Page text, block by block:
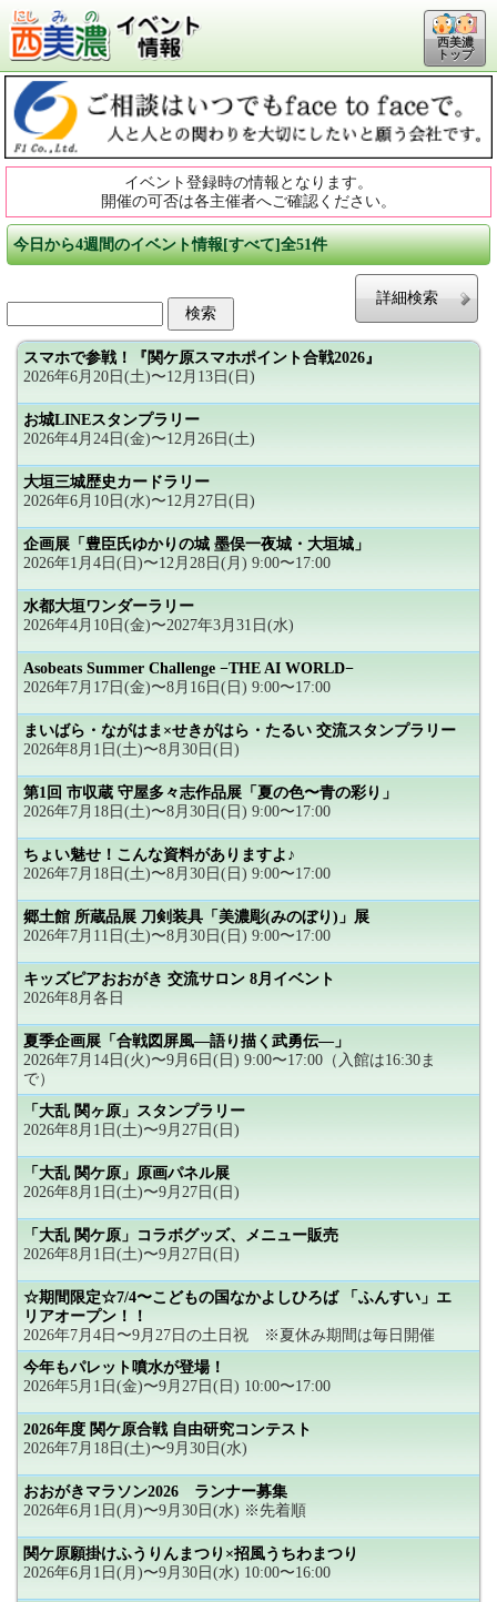
西美濃
トップ
イベント登録時の情報となります。
開催の可否は各主催者へご確認ください。
今日から4週間のイベント情報[すべて]全51件
詳細検索
スマホで参戦！『関ケ原スマホポイント合戦2026』
2026年6月20日(土)〜12月13日(日)
お城LINEスタンプラリー
2026年4月24日(金)〜12月26日(土)
大垣三城歴史カードラリー
2026年6月10日(水)〜12月27日(日)
企画展「豊臣氏ゆかりの城 墨俣一夜城・大垣城」
2026年1月4日(日)〜12月28日(月) 9:00〜17:00
水都大垣ワンダーラリー
2026年4月10日(金)〜2027年3月31日(水)
Asobeats Summer Challenge −THE AI WORLD−
2026年7月17日(金)〜8月16日(日) 9:00〜17:00
まいばら・ながはま×せきがはら・たるい 交流スタンプラリー
2026年8月1日(土)〜8月30日(日)
第1回 市収蔵 守屋多々志作品展「夏の色〜青の彩り」
2026年7月18日(土)〜8月30日(日) 9:00〜17:00
ちょい魅せ！こんな資料がありますよ♪
2026年7月18日(土)〜8月30日(日) 9:00〜17:00
郷土館 所蔵品展 刀剣装具「美濃彫(みのぼり)」展
2026年7月11日(土)〜8月30日(日) 9:00〜17:00
キッズピアおおがき 交流サロン 8月イベント
2026年8月各日
夏季企画展「合戦図屏風―語り描く武勇伝―」
2026年7月14日(火)〜9月6日(日) 9:00〜17:00（入館は16:30ま
で）
「大乱 関ヶ原」スタンプラリー
2026年8月1日(土)〜9月27日(日)
「大乱 関ケ原」原画パネル展
2026年8月1日(土)〜9月27日(日)
「大乱 関ケ原」コラボグッズ、メニュー販売
2026年8月1日(土)〜9月27日(日)
☆期間限定☆7/4〜こどもの国なかよしひろば 「ふんすい」エ
リアオープン！！
2026年7月4日〜9月27日の土日祝 ※夏休み期間は毎日開催
今年もパレット噴水が登場！
2026年5月1日(金)〜9月27日(日) 10:00〜17:00
2026年度 関ケ原合戦 自由研究コンテスト
2026年7月18日(土)〜9月30日(水)
おおがきマラソン2026 ランナー募集
2026年6月1日(月)〜9月30日(水) ※先着順
関ケ原願掛けふうりんまつり×招風うちわまつり
2026年6月1日(月)〜9月30日(水) 10:00〜16:00